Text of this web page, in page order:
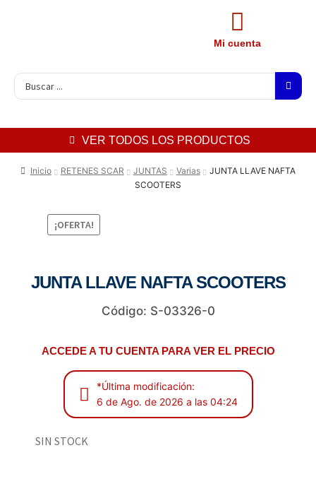
Mi cuenta
VER TODOS LOS PRODUCTOS
Inicio RETENES SCAR JUNTAS Varias
JUNTA LLAVE NAFTA
SCOOTERS
¡OFERTA!
JUNTA LLAVE NAFTA SCOOTERS
Código: S-03326-0
ACCEDE A TU CUENTA PARA VER EL PRECIO
*Última modificación:
6 de Ago. de 2026 a las 04:24
SIN STOCK